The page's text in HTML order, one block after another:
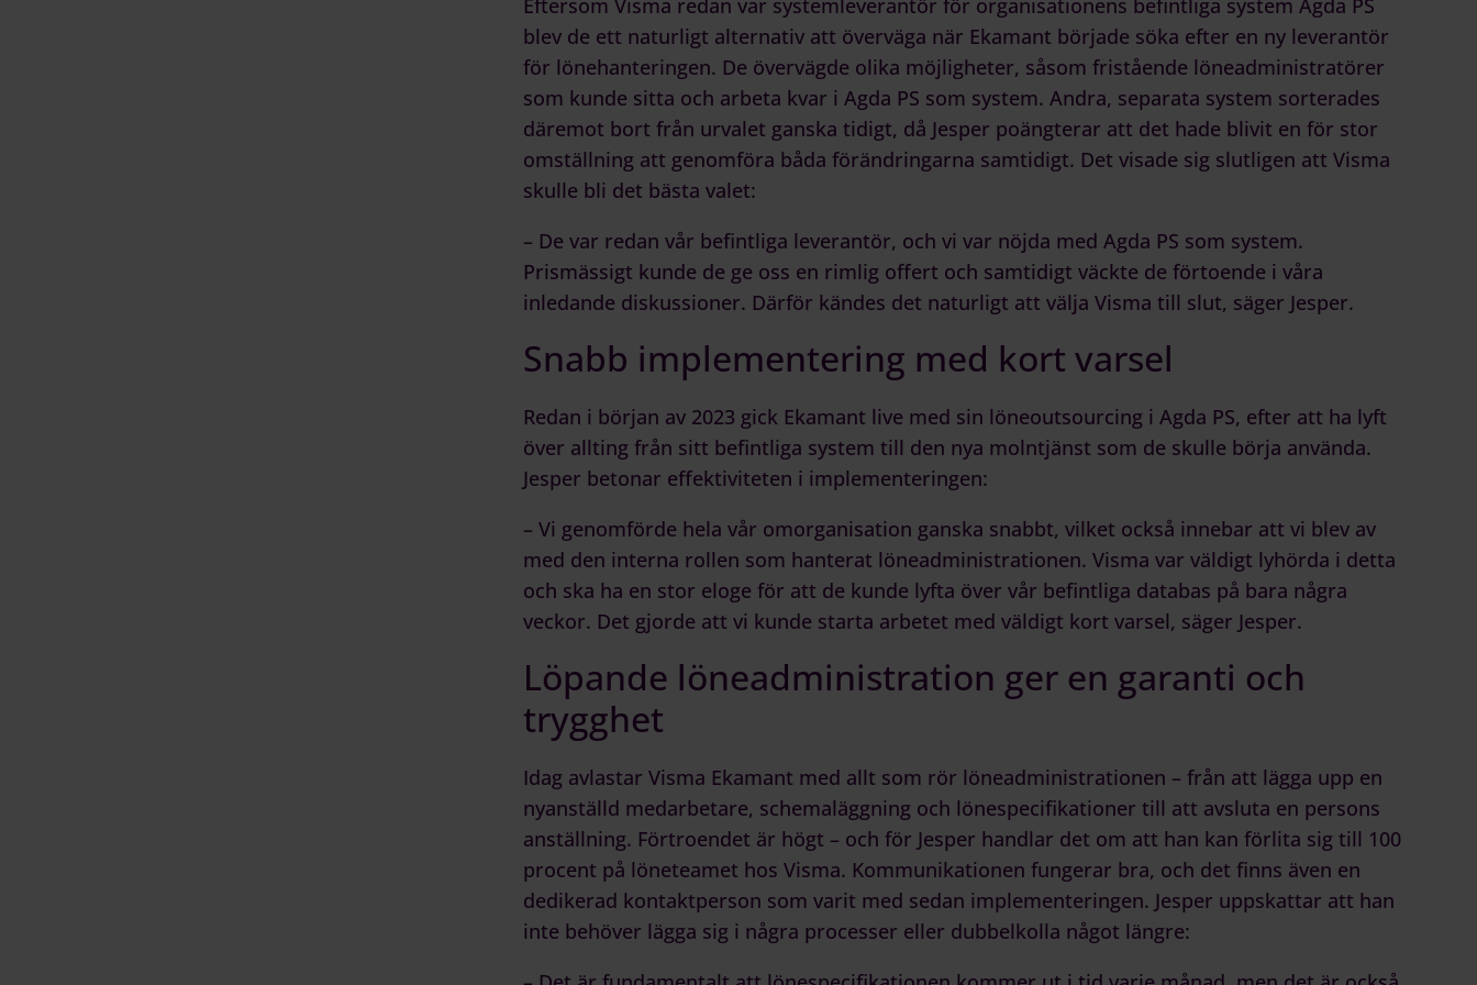
Eftersom Visma redan var systemleverantör för organisationens befintliga system Agda PS
blev de ett naturligt alternativ att överväga när Ekamant började söka efter en ny leverantör
för lönehanteringen. De övervägde olika möjligheter, såsom fristående löneadministratörer
som kunde sitta och arbeta kvar i Agda PS som system. Andra, separata system sorterades
däremot bort från urvalet ganska tidigt, då Jesper poängterar att det hade blivit en för stor
omställning att genomföra båda förändringarna samtidigt. Det visade sig slutligen att Visma
skulle bli det bästa valet:
– De var redan vår befintliga leverantör, och vi var nöjda med Agda PS som system.
Prismässigt kunde de ge oss en rimlig offert och samtidigt väckte de förtoende i våra
inledande diskussioner. Därför kändes det naturligt att välja Visma till slut, säger Jesper.
Snabb implementering med kort varsel
Redan i början av 2023 gick Ekamant live med sin löneoutsourcing i Agda PS, efter att ha lyft
över allting från sitt befintliga system till den nya molntjänst som de skulle börja använda.
Jesper betonar effektiviteten i implementeringen:
– Vi genomförde hela vår omorganisation ganska snabbt, vilket också innebar att vi blev av
med den interna rollen som hanterat löneadministrationen. Visma var väldigt lyhörda i detta
och ska ha en stor eloge för att de kunde lyfta över vår befintliga databas på bara några
veckor. Det gjorde att vi kunde starta arbetet med väldigt kort varsel, säger Jesper.
Löpande löneadministration ger en garanti och
trygghet
Idag avlastar Visma Ekamant med allt som rör löneadministrationen – från att lägga upp en
nyanställd medarbetare, schemaläggning och lönespecifikationer till att avsluta en persons
anställning. Förtroendet är högt – och för Jesper handlar det om att han kan förlita sig till 100
procent på löneteamet hos Visma. Kommunikationen fungerar bra, och det finns även en
dedikerad kontaktperson som varit med sedan implementeringen. Jesper uppskattar att han
inte behöver lägga sig i några processer eller dubbelkolla något längre: